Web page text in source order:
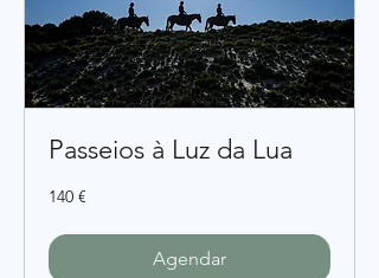
Passeios à Luz da Lua
140
euros
140 €
Agendar